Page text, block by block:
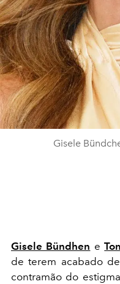
Gisele
Gisele Bündhen e
de terem acabado
contramão do